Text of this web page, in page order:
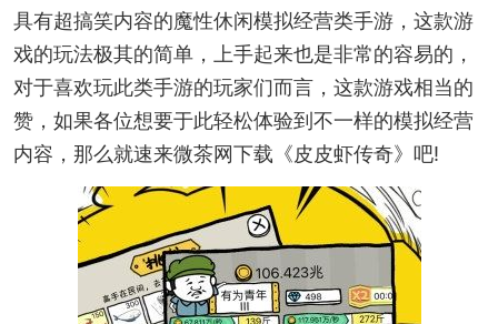
具有超搞笑内容的魔性休闲模拟经营类手游，这款游
戏的玩法极其的简单，上手起来也是非常的容易的，
对于喜欢玩此类手游的玩家们而言，这款游戏相当的
赞，如果各位想要于此轻松体验到不一样的模拟经营
内容，那么就速来微茶网下载《皮皮虾传奇》吧!